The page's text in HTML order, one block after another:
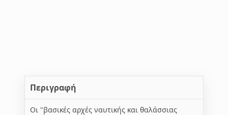
Περιγραφή
Οι "βασικές αρχές ναυτικής και θαλάσσιας